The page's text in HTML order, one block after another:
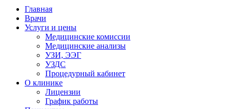
Главная
Врачи
Услуги и цены
Медицинские комиссии
Медицинские анализы
УЗИ, ЭЭГ
УЗДС
Процедурный кабинет
О клинике
Лицензии
График работы